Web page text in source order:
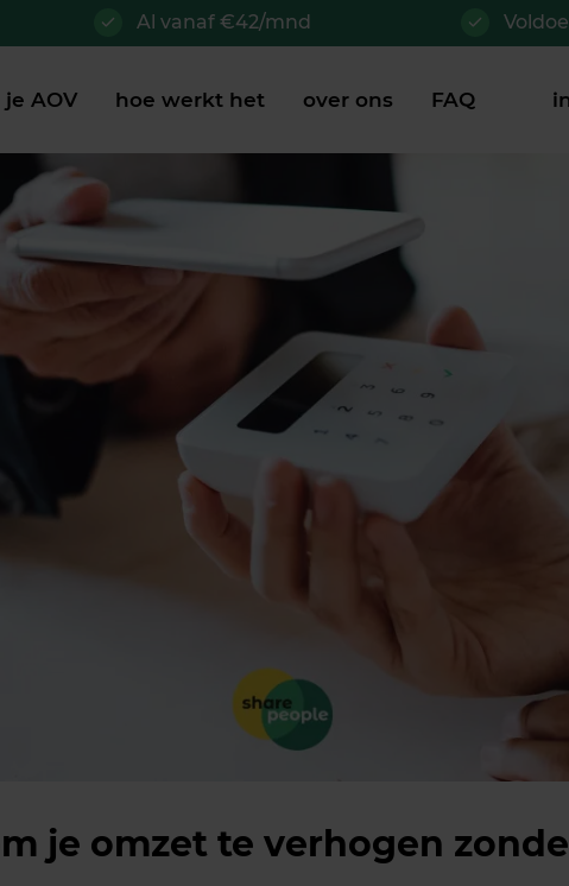
Al vanaf €42/mnd
AOV hoe werkt het over ons FAQ
je omzet te verhogen